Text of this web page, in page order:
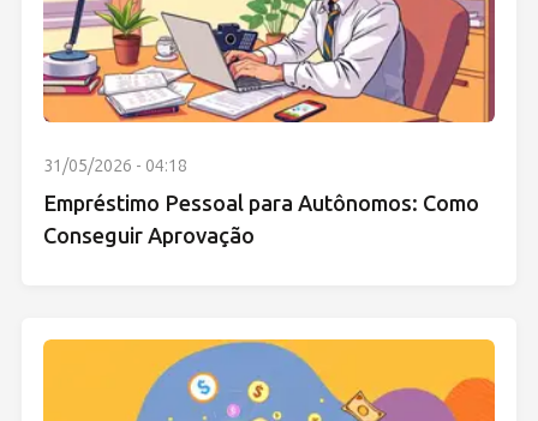
31/05/2026 - 04:18
Empréstimo Pessoal para Autônomos: Como
Conseguir Aprovação